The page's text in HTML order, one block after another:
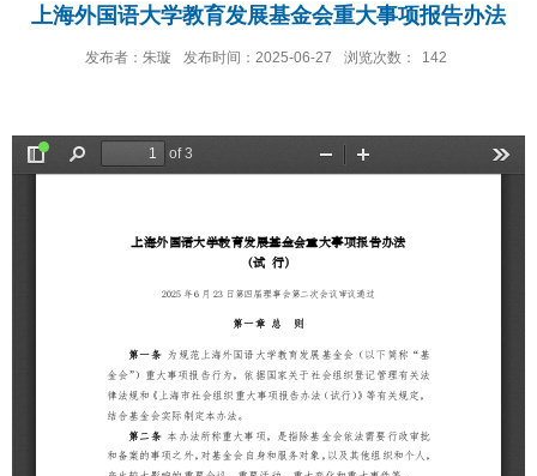
上海外国语大学教育发展基金会重大事项报告办法
发布者：朱璇 发布时间：2025-06-27 浏览次数： 142